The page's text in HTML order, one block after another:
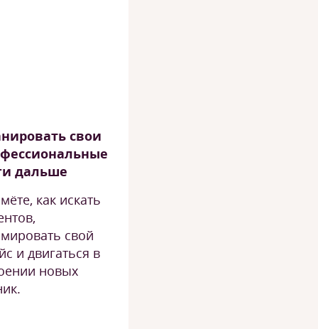
свои
дальше
как искать
свой
и двигаться в
новых